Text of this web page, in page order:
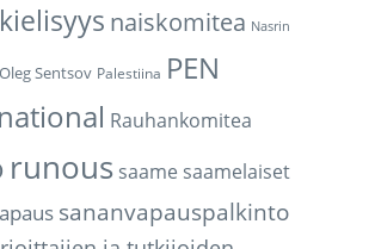
naiskomitea Nasrin
Oleg Sentsov Palestiina PEN
Rauhankomitea
runous saame saamelaiset
sananvapauspalkinto